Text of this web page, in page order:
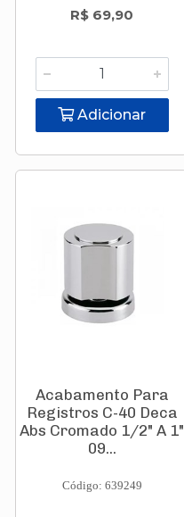
R$ 69,90
Adicionar
Acabamento Para
Registros C-40 Deca
Abs Cromado 1/2" A 1"
09...
Código: 639249